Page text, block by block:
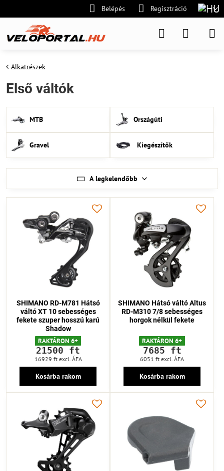
Belépés Regisztráció
Alkatrészek
Első váltók
MTB Országúti
Gravel Kiegészítők
A legkelendőbb
SHIMANO RD-M781 Hátsó
váltó XT 10 sebességes
fekete szuper hosszú karú
Shadow
RAKTÁRON 6+
21500 ft
16929 ft excl. ÁFA
Kosárba rakom
SHIMANO Hátsó váltó Altus
RD-M310 7/8 sebességes
horgok nélkül fekete
RAKTÁRON 6+
7685 ft
6051 ft excl. ÁFA
Kosárba rakom